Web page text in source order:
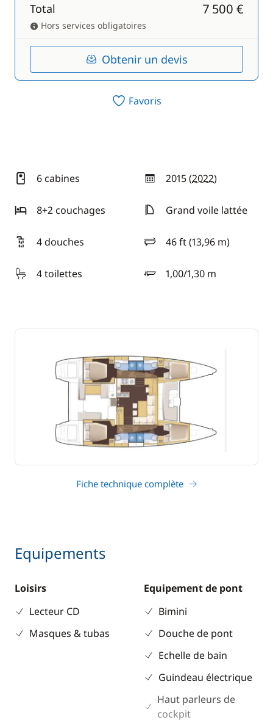
Total 7 500 €
Hors services obligatoires
Obtenir un devis
Favoris
6 cabines 2015 (2022)
année
8+2 couchages
Grand voile lattée
4 douches 46 ft (13,96 m)
longueur
4 toilettes
1,00/1,30 m
tirant d'eau
Fiche technique complète
Equipements
Loisirs
Lecteur CD
Masques & tubas
Equipement de pont
Bimini
Douche de pont
Echelle de bain
Guindeau électrique
Haut parleurs de
cockpit